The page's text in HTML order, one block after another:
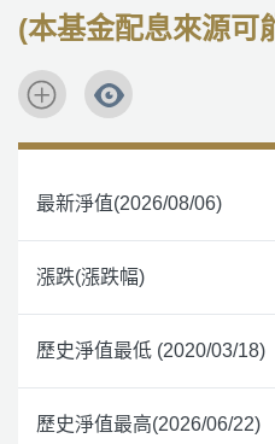
(本基金配息來源可
最新淨值(2026/08/06)
漲跌(漲跌幅)
歷史淨值最低 (2020/03/18)
歷史淨值最高(2026/06/22)